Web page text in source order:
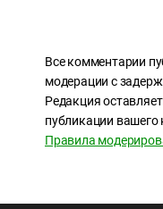
Все комментарии
модерации с
Редакция
публикации
Правила